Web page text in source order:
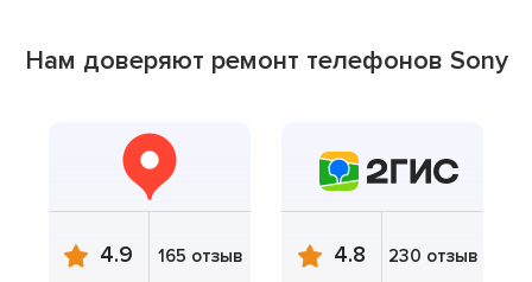
Нам доверяют ремонт телефонов Sony
4.9 165 отзыв 4.8 230 отзыв